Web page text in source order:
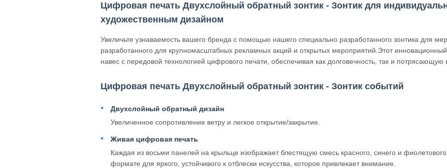
Цифровая печать Двухслойный обратный зонтик - Зонтик для
художественным дизайном
Увеличьте узнаваемость вашего бренда с помощью нашего специально разработанного зонтика для
разработанного для крупномасштабных рекламных акций и открытых мероприятий.Этот инновационный
навес с передовой технологией цифрового печати, обеспечивая как долговечность, так и потрясающую
Цифровая печать Двухслойный обратный зонтик - Зонтик событий
Двухслойный обратный дизайн
Увеличенное сопротивление ветру и легкое открытие/закрытие.
Живая цифровая печать
Каждая из восьми панелей на крыльце изображает блестящую смесь красного, синего и
формате для яркого, устойчивого к отблески искусства, которое привлекает внимание.